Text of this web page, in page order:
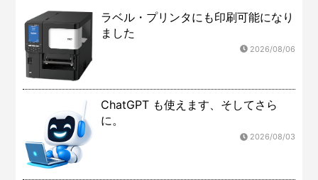
ラベル・プリンタにも印刷可能になり
ました
2026/08/06
ChatGPT も使えます、そしてさら
に。
2026/08/03